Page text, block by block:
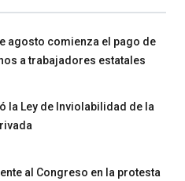
agosto comienza el pago de
a trabajadores estatales
la Ley de Inviolabilidad de la
al Congreso en la protesta